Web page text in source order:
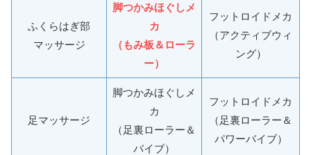
ふくらはぎ部
マッサージ
脚つかみほぐしメ
カ
（もみ板＆ローラ
ー）
フットロイドメカ
（アクティブウィ
ング）
足マッサージ
脚つかみほぐしメ
カ
（足裏ローラー＆
バイブ）
フットロイドメカ
（足裏ローラー＆
パワーバイブ）